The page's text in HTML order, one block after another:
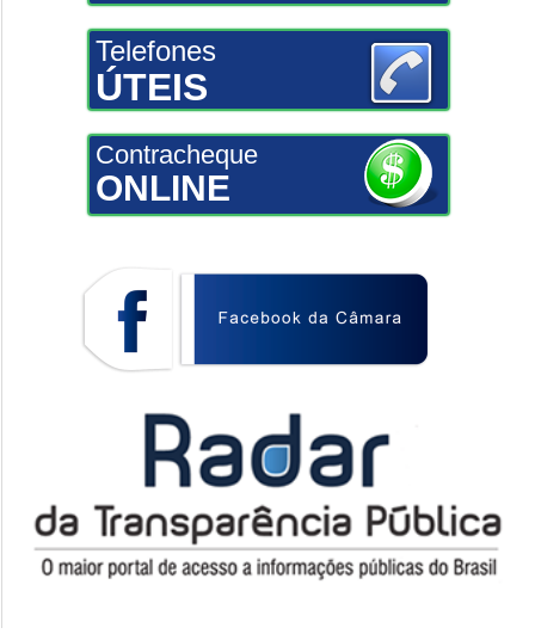
Telefones
ÚTEIS
Contracheque
ONLINE